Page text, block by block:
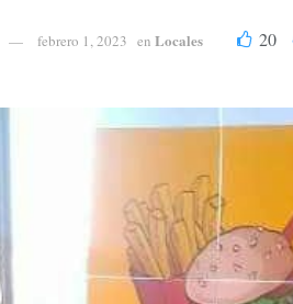
febrero 1, 2023 en Locales 20